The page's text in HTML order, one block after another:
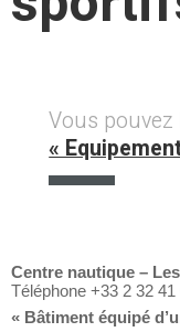
Vous
«
Centre nautique –
Téléphone +33 2 32 41
« Bâtiment équipé